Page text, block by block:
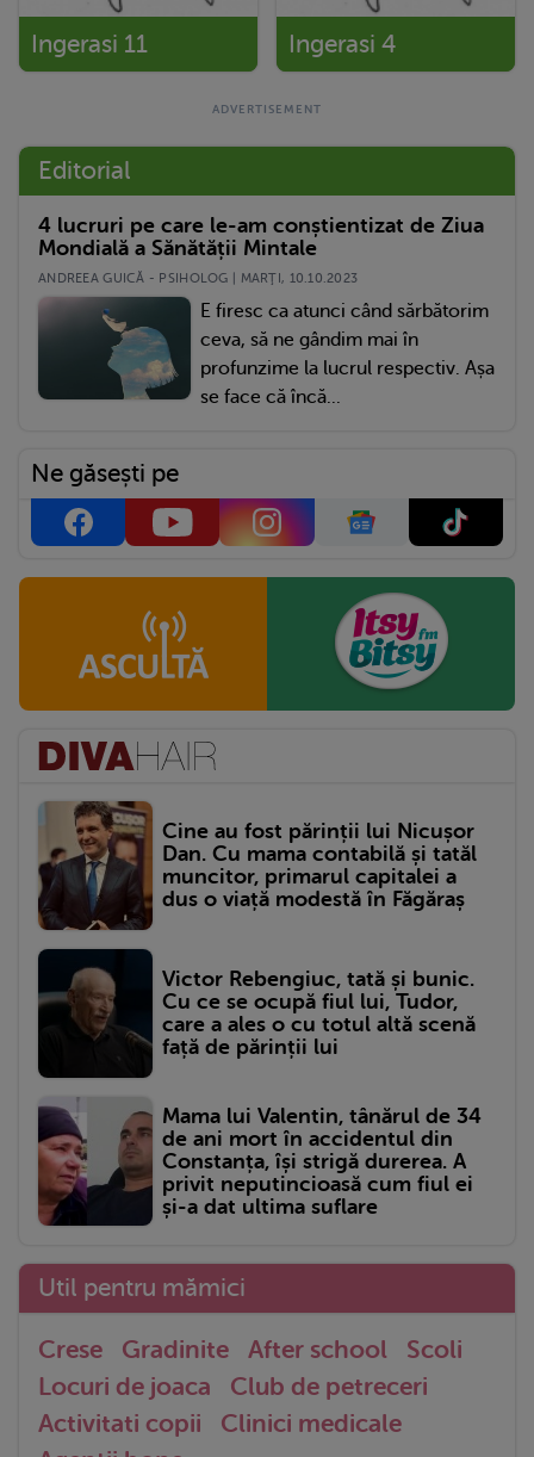
Ingerasi 11 Ingerasi 4
Editorial
4 lucruri pe care le-am conștientizat de Ziua
Mondială a Sănătății Mintale
ANDREEA GUICĂ - PSIHOLOG | MARŢI, 10.10.2023
E firesc ca atunci când sărbătorim
ceva, să ne gândim mai în
profunzime la lucrul respectiv. Așa
se face că încă...
Ne găsești pe
Cine au fost părinții lui Nicușor
Dan. Cu mama contabilă și tatăl
muncitor, primarul capitalei a
dus o viață modestă în Făgăraș
Victor Rebengiuc, tată și bunic.
Cu ce se ocupă fiul lui, Tudor,
care a ales o cu totul altă scenă
față de părinții lui
Mama lui Valentin, tânărul de 34
de ani mort în accidentul din
Constanța, își strigă durerea. A
privit neputincioasă cum fiul ei
și-a dat ultima suflare
Util pentru mămici
Crese Gradinite After school
Scoli
Locuri de joaca
Club de petreceri
Activitati copii
Clinici medicale